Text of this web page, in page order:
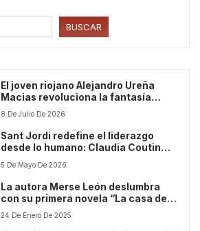
BUSCAR
El joven riojano Alejandro Ureña
Macias revoluciona la fantasía
oscura con su impactante debut
8 De Julio De 2026
Sant Jordi redefine el liderazgo
desde lo humano: Claudia Coutin
Gutiérrez presenta “Alma de líder”
5 De Mayo De 2026
La autora Merse León deslumbra
con su primera novela “La casa de
las amapolas rojas”.
24 De Enero De 2025